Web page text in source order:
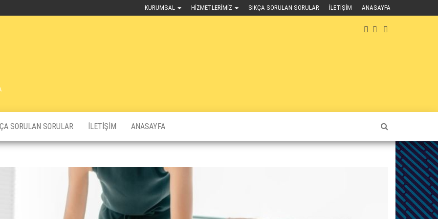
KURUMSAL HIZMETLERIMIZ SIKÇA SORULAN SORULAR İLETIŞIM ANASAYFA
SORULAN SORULAR İLETIŞIM ANASAYFA